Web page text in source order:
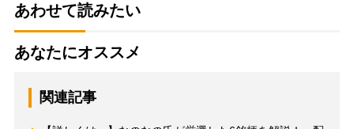
あわせて読みたい
あなたにオススメ
関連記事